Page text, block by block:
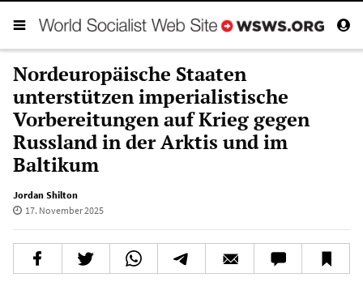
Nordeuropäische Staaten
unterstützen imperialistische
Vorbereitungen auf Krieg gegen
Russland in der Arktis und im
Baltikum
Jordan Shilton
17. November 2025